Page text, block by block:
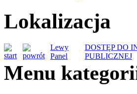
Lokalizacja
Lewy
Panel
DOSTĘP DO
PUBLICZNEJ
Menu